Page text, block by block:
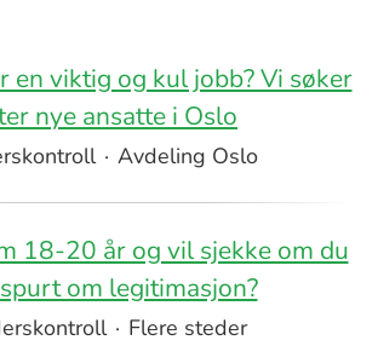
en viktig og kul jobb? Vi søker
nye ansatte i Oslo
· Avdeling Oslo
18-20 år og vil sjekke om du
om legitimasjon?
· Flere steder